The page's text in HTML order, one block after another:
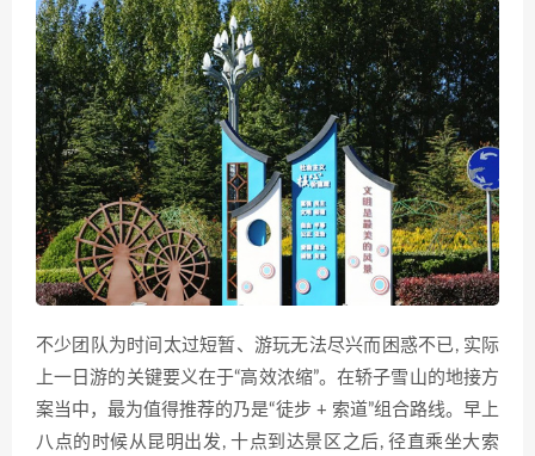
不少团队为时间太过短暂、游玩无法尽兴而困惑不已, 实际
上一日游的关键要义在于“高效浓缩”。在轿子雪山的地接方
案当中，最为值得推荐的乃是“徒步 + 索道”组合路线。早上
八点的时候从昆明出发, 十点到达景区之后, 径直乘坐大索